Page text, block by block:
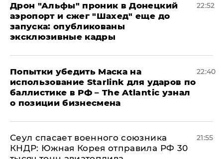
Дрон "Альфы" проник в Донецкий
аэропорт и сжег "Шахед" еще до
запуска: опубликованы
эксклюзивные кадры
22:52
Попытки убедить Маска на
использование Starlink для ударов по
баллистике в РФ – The Atlantic узнал
о позиции бизнесмена
22:40
​Сеул спасает военного союзника
КНДР: Южная Корея отправила РФ 30
21:55